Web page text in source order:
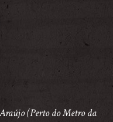
(Perto do Metro da